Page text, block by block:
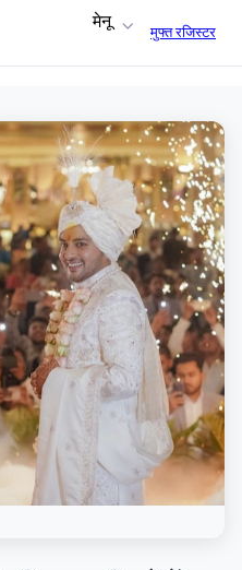
मेनू
मुफ्त रजिस्टर